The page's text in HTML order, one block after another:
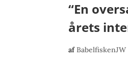
“En
årets
afBabelfiskenJW